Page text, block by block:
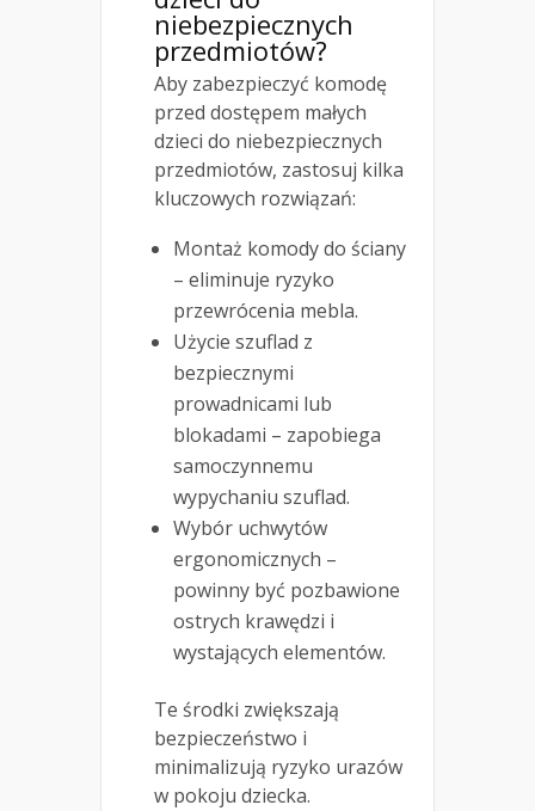
niebezpiecznych
przedmiotów?
Aby zabezpieczyć komodę
przed dostępem małych
dzieci do niebezpiecznych
przedmiotów, zastosuj kilka
kluczowych rozwiązań:
Montaż komody do ściany
– eliminuje ryzyko
przewrócenia mebla.
Użycie szuflad z
bezpiecznymi
prowadnicami lub
blokadami – zapobiega
samoczynnemu
wypychaniu szuflad.
Wybór uchwytów
ergonomicznych –
powinny być pozbawione
ostrych krawędzi i
wystających elementów.
Te środki zwiększają
bezpieczeństwo i
minimalizują ryzyko urazów
w pokoju dziecka.